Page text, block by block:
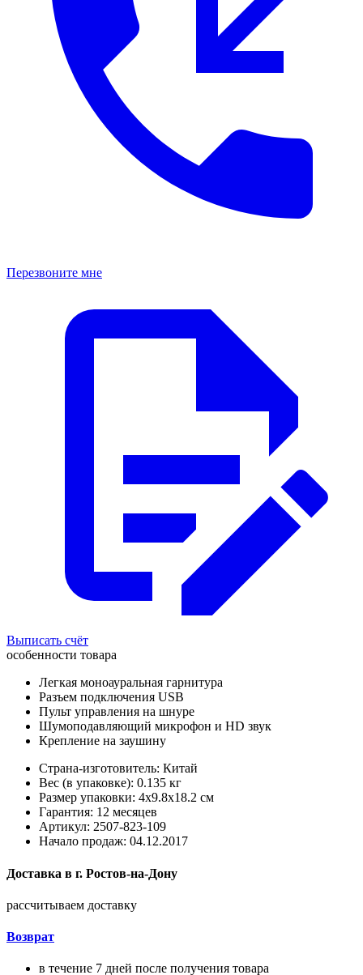
Перезвоните мне
Выписать счёт
особенности товара
Легкая моноауральная гарнитура
Разъем подключения USB
Пульт управления на шнуре
Шумоподавляющий микрофон и HD звук
Крепление на заушину
Страна-изготовитель: Китай
Вес (в упаковке): 0.135 кг
Размер упаковки: 4x9.8x18.2 см
Гарантия: 12 месяцев
Артикул: 2507-823-109
Начало продаж: 04.12.2017
Доставка в г. Ростов-на-Дону
рассчитываем доставку
Возврат
в течение 7 дней после получения товара